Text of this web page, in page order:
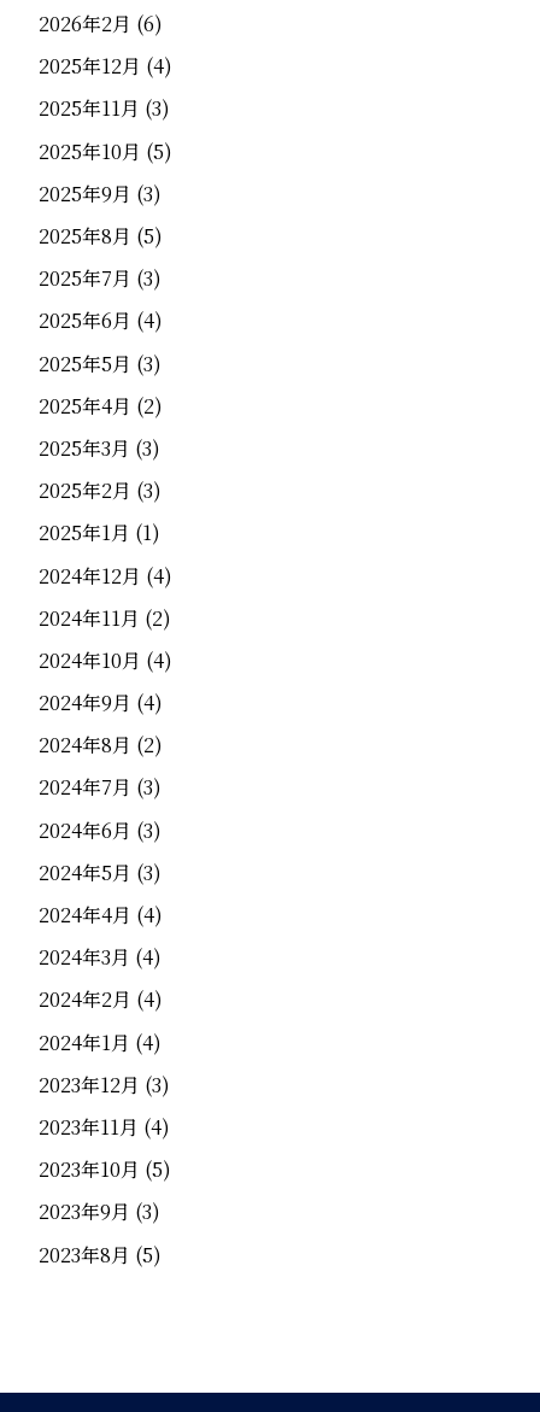
2026年2月 (6)
2025年12月 (4)
2025年11月 (3)
2025年10月 (5)
2025年9月 (3)
2025年8月 (5)
2025年7月 (3)
2025年6月 (4)
2025年5月 (3)
2025年4月 (2)
2025年3月 (3)
2025年2月 (3)
2025年1月 (1)
2024年12月 (4)
2024年11月 (2)
2024年10月 (4)
2024年9月 (4)
2024年8月 (2)
2024年7月 (3)
2024年6月 (3)
2024年5月 (3)
2024年4月 (4)
2024年3月 (4)
2024年2月 (4)
2024年1月 (4)
2023年12月 (3)
2023年11月 (4)
2023年10月 (5)
2023年9月 (3)
2023年8月 (5)